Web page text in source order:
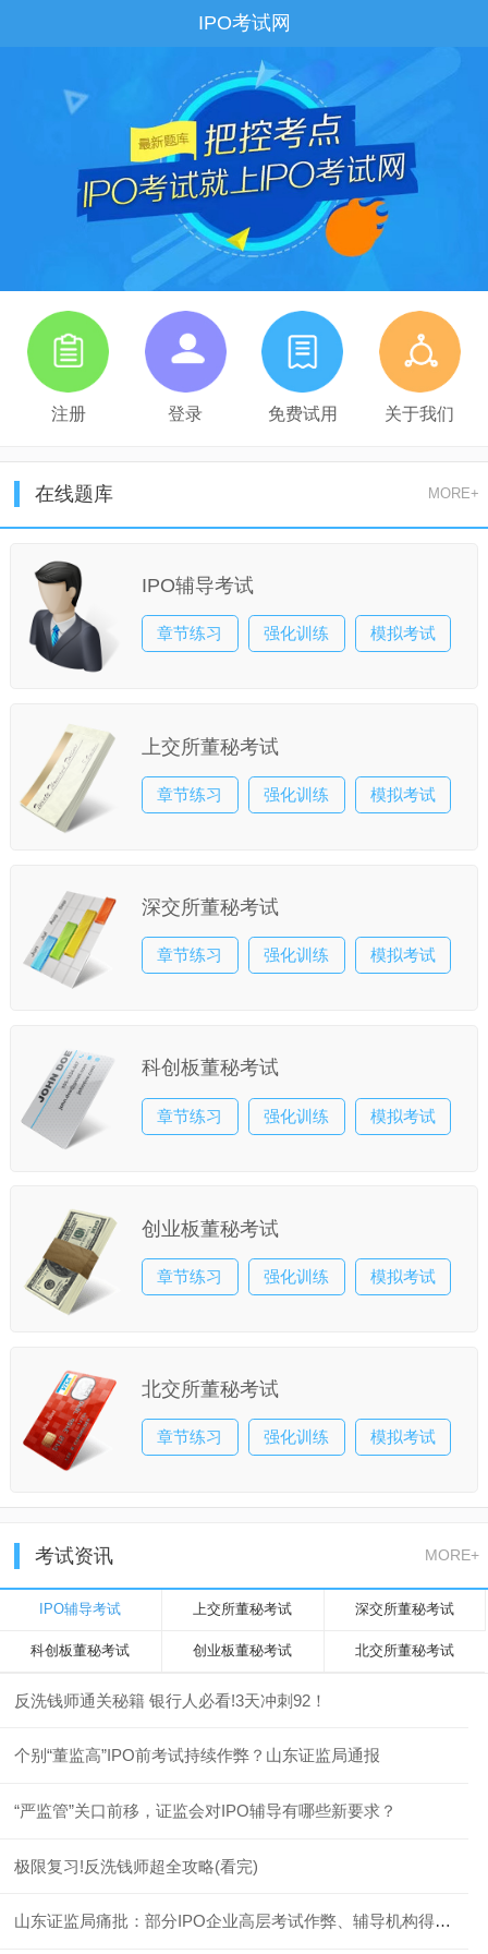
IPO考试网
注册 登录 免费试用 关于我们
在线题库 MORE+
IPO辅导考试
章节练习 强化训练 模拟考试
上交所董秘考试
章节练习 强化训练 模拟考试
深交所董秘考试
章节练习 强化训练 模拟考试
科创板董秘考试
章节练习 强化训练 模拟考试
创业板董秘考试
章节练习 强化训练 模拟考试
北交所董秘考试
章节练习 强化训练 模拟考试
考试资讯 MORE+
IPO辅导考试 上交所董秘考试 深交所董秘考试
科创板董秘考试 创业板董秘考试 北交所董秘考试
反洗钱师通关秘籍 银行人必看!3天冲刺92！
个别“董监高”IPO前考试持续作弊？山东证监局通报
“严监管”关口前移，证监会对IPO辅导有哪些新要求？
极限复习!反洗钱师超全攻略(看完)
山东证监局痛批：部分IPO企业高层考试作弊、辅导机构得过且过